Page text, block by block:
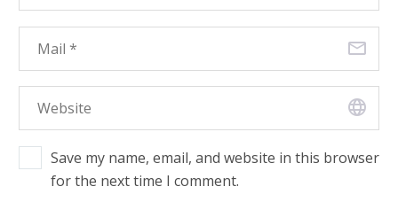
Save my name, email, and website in this browser
for the next time I comment.